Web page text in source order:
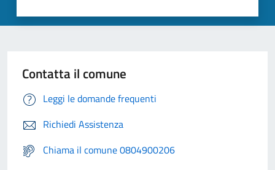
Contatta il comune
Leggi le domande frequenti
Richiedi Assistenza
Chiama il comune 0804900206